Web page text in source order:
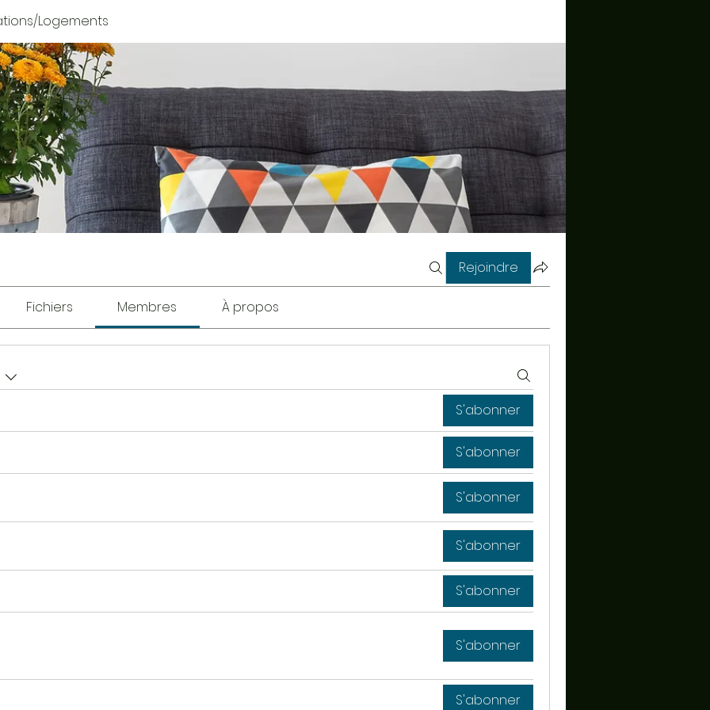
Logements
Rejoindre
Fichiers Membres À propos
S'abonner
S'abonner
S'abonner
S'abonner
S'abonner
S'abonner
S'abonner